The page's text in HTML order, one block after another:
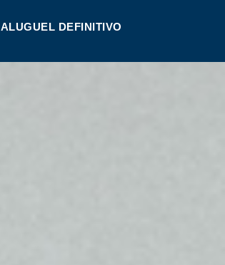
ALUGUEL DEFINITIVO